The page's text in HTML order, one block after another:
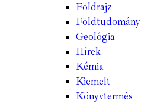
Földrajz
Földtudomány
Geológia
Hírek
Kémia
Kiemelt
Könyvtermés